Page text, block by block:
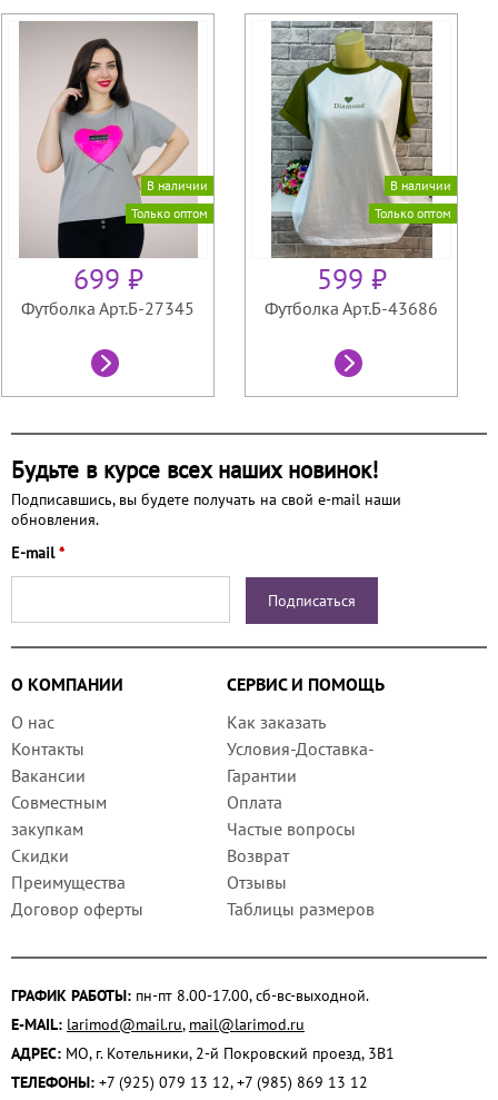
В наличии
Только оптом
699 ₽
Футболка Арт.Б-27345
В наличии
Только оптом
599 ₽
Футболка Арт.Б-43686
Будьте в курсе всех наших новинок!
Подписавшись, вы будете получать на свой e-mail наши
обновления.
E-mail*
О КОМПАНИИ
СЕРВИС И ПОМОЩЬ
О нас
Контакты
Вакансии
Совместным
закупкам
Скидки
Преимущества
Договор оферты
Как заказать
Условия-Доставка-
Гарантии
Оплата
Частые вопросы
Возврат
Отзывы
Таблицы размеров
ГРАФИК РАБОТЫ: пн-пт 8.00-17.00, сб-вс-выходной.
E-MAIL: larimod@mail.ru, mail@larimod.ru
АДРЕС: МО, г. Котельники, 2-й Покровский проезд, 3В1
ТЕЛЕФОНЫ: +7 (925) 079 13 12, +7 (985) 869 13 12